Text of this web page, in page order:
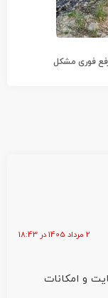
رفع فوری مشکل
2 مرداد 1405 در 18:43
و امکانات